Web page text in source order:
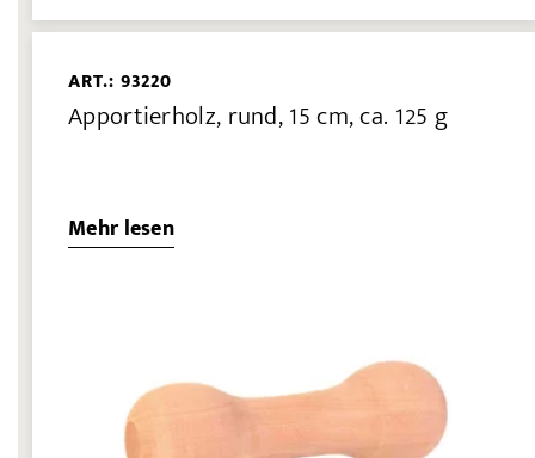
ART.: 93220
Apportierholz, rund, 15 cm, ca. 125 g
Mehr lesen